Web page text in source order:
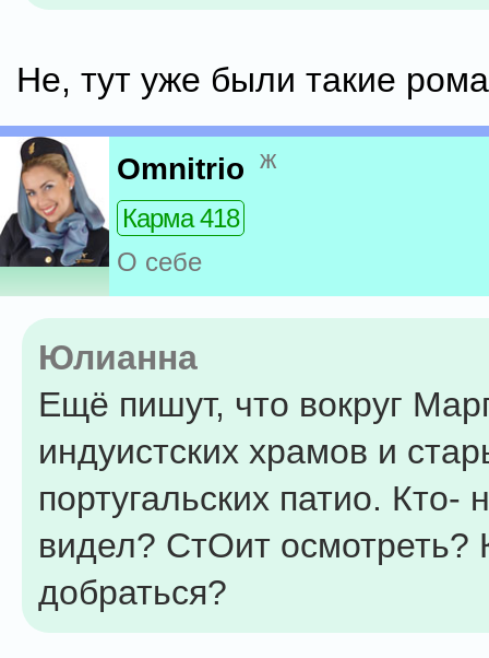
Не, тут уже были такие
Omnitrio ж
Карма 418
О себе
Юлианна
Ещё пишут, что вокруг
индуистских храмов и
португальских патио. Кто-
видел? СтОит осмотреть?
добраться?